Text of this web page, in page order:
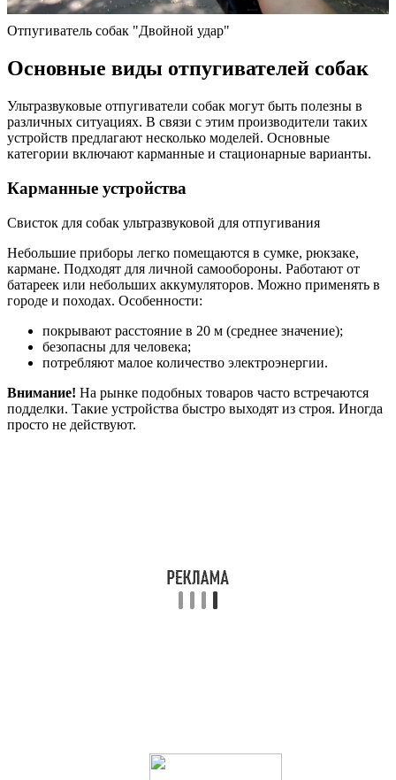
Отпугиватель собак "Двойной удар"
Основные виды отпугивателей собак
Ультразвуковые отпугиватели собак могут быть полезны в
различных ситуациях. В связи с этим производители таких
устройств предлагают несколько моделей. Основные
категории включают карманные и стационарные варианты.
Карманные устройства
Свисток для собак ультразвуковой для отпугивания
Небольшие приборы легко помещаются в сумке, рюкзаке,
кармане. Подходят для личной самообороны. Работают от
батареек или небольших аккумуляторов. Можно применять в
городе и походах. Особенности:
покрывают расстояние в 20 м (среднее значение);
безопасны для человека;
потребляют малое количество электроэнергии.
Внимание! На рынке подобных товаров часто встречаются
подделки. Такие устройства быстро выходят из строя. Иногда
просто не действуют.